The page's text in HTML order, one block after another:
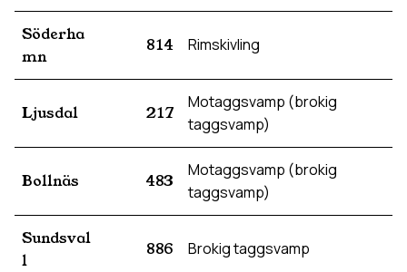
Söderha
mn
814 Rimskivling
Ljusdal 217
Motaggsvamp (brokig
taggsvamp)
Bollnäs 483
Motaggsvamp (brokig
taggsvamp)
Sundsval
l
886 Brokig taggsvamp